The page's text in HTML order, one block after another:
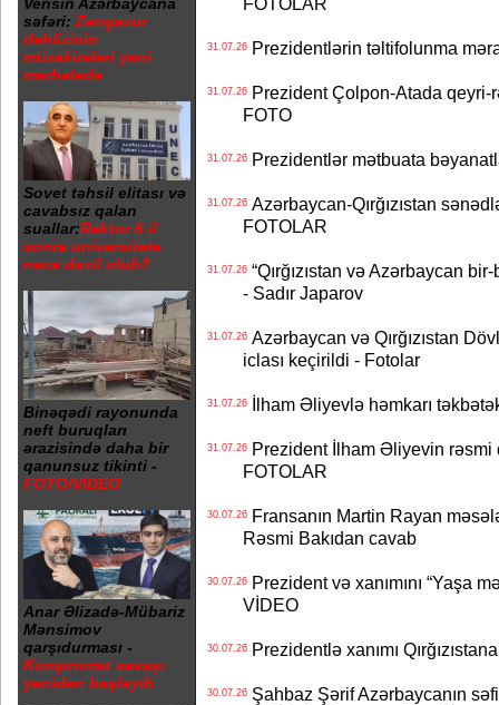
Vensin Azərbaycana
səfəri: Zəngəzur
dəhlizinin
müzakirələri yeni
mərhələdə
Sovet təhsil elitası və
cavabsız qalan
suallar:Rektor 6 il
sonra universitetə
necə daxil olub?
Binəqədi rayonunda
neft buruqları
ərazisində daha bir
qanunsuz tikinti -
FOTO/VİDEO
Anar Əlizadə-Mübariz
Mənsimov
qarşıdurması -
Kompromat savaşı
yenidən başlayıb
31.07.26Prezidentlərin təltifolunma
31.07.26Prezident Çolpon-Atada qeyri-
FOTO
31.07.26Prezidentlər mətbuata
31.07.26Azərbaycan-Qırğızıstan
FOTOLAR
31.07.26“Qırğızıstan və Azərbaycan
- Sadır Japarov
31.07.26Azərbaycan və Qırğızıstan
iclası keçirildi - Fotolar
31.07.26İlham Əliyevlə həmkarı
31.07.26Prezident İlham Əliyevin rəsmi
FOTOLAR
30.07.26Fransanın Martin Rayan
Rəsmi Bakıdan cavab
30.07.26Prezident və xanımını “Yaşa
VİDEO
30.07.26Prezidentlə xanımı
30.07.26Şahbaz Şərif Azərbaycanın